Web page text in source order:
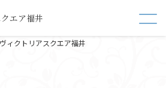
エア福井
ヴィクトリアスクエア福井